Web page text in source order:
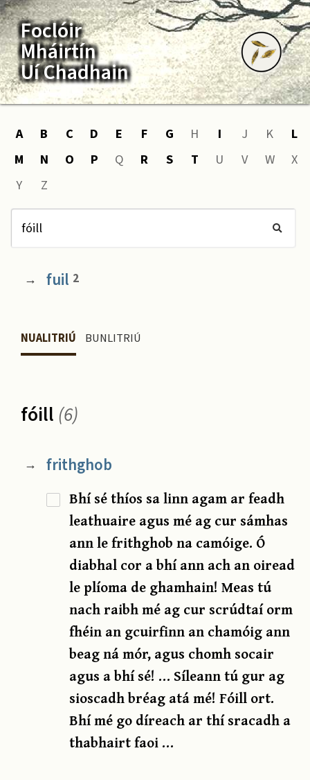
Foclóir
Mháirtín
Uí Chadhain
A B C D E F G H I J K
L
M
N O P Q R S T U V W
X
Y
Z
→ fuil 2
NUALITRIÚ BUNLITRIÚ
fóill (6)
→ frithghob
Bhí sé thíos sa linn agam ar feadh
leathuaire agus mé ag cur sámhas
ann le frithghob na camóige. Ó
diabhal cor a bhí ann ach an oiread
le plíoma de ghamhain! Meas tú
nach raibh mé ag cur scrúdtaí orm
fhéin an gcuirfinn an chamóig ann
beag ná mór, agus chomh socair
agus a bhí sé! … Síleann tú gur ag
sioscadh bréag atá mé! Fóill ort.
Bhí mé go díreach ar thí sracadh a
thabhairt faoi …